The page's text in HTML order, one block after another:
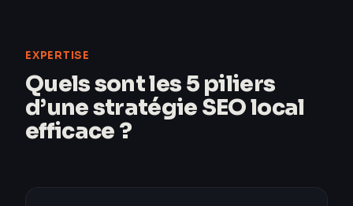
EXPERTISE
Quels sont les 5 piliers
d’une stratégie SEO local
efficace ?